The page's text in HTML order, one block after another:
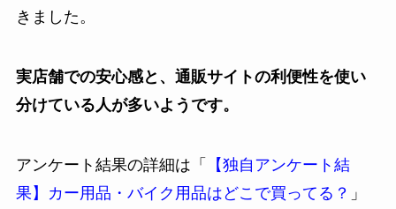
きました。
実店舗での安心感と、通販サイトの利便性を使い
分けている人が多いようです。
アンケート結果の詳細は「
【独自アンケート結
果】カー用品・バイク用品はどこで買ってる？ 」